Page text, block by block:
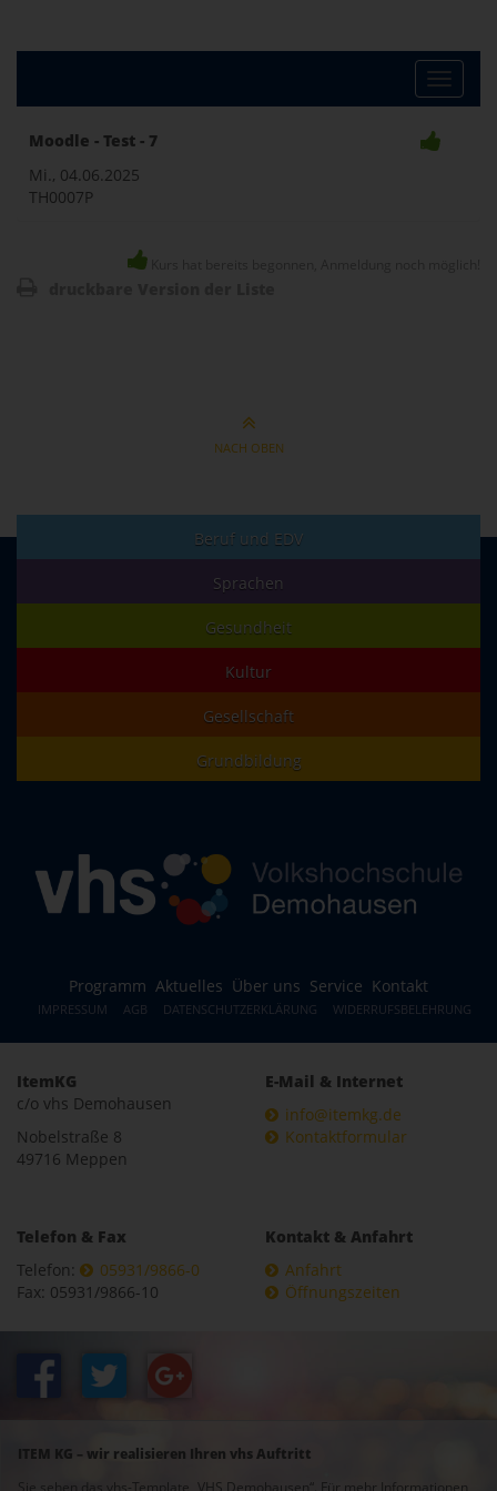
Toggle
Moodle - Test - 7
Mi., 04.06.2025
TH0007P
NACH OBEN
Beruf und EDV
Sprachen
Gesundheit
Kultur
Gesellschaft
Grundbildung
Programm Aktuelles Über uns Service Kontakt
IMPRESSUM AGB DATENSCHUTZERKLÄRUNG WIDERRUFSBELEHRUNG
ItemKG
c/o vhs Demohausen
Nobelstraße 8
49716 Meppen
E-Mail & Internet
info@itemkg.de
Kontaktformular
Telefon & Fax
Telefon:
05931/9866-0
Fax: 05931/9866-10
Kontakt & Anfahrt
Anfahrt
Öffnungszeiten
ITEM KG – wir realisieren Ihren vhs Auftritt